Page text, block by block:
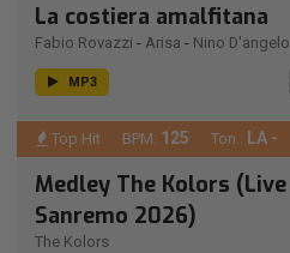
La costiera amalfitana
Fabio Rovazzi - Arisa - Nino D'angelo
MP3
Top Hit BPM: 125 Ton.: LA -
Medley The Kolors (Live
Sanremo 2026)
The Kolors